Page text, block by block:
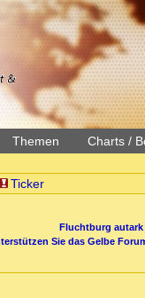
Themen Charts /
Ticker
Fluchtburg autark
Sie das Gelbe